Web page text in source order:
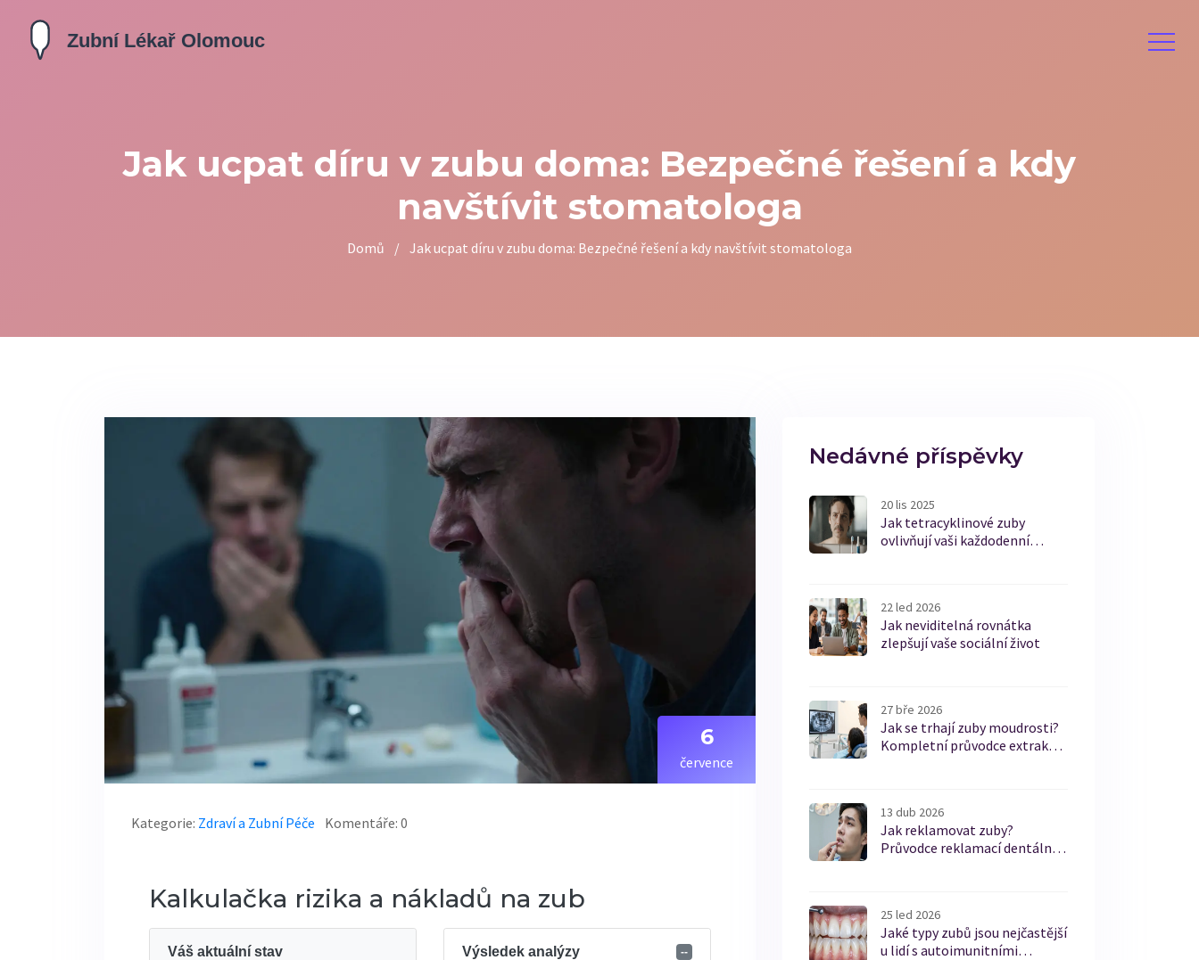
Jak ucpat díru v zubu doma: Bezpečné řešení a kdy
navštívit stomatologa
Domů / Jak ucpat díru v zubu doma: Bezpečné řešení a kdy navštívit stomatologa
6
července
Kategorie: Zdraví a Zubní Péče Komentáře: 0
Kalkulačka rizika a nákladů na zub
Váš aktuální stav Výsledek analýzy --
Nedávné příspěvky
20 lis 2025
Jak tetracyklinové zuby
ovlivňují vaši každodenní
22 led 2026
Jak neviditelná rovnátka
zlepšují vaše sociální život
27 bře 2026
Jak se trhají zuby moudrosti?
Kompletní průvodce extrakcí a
13 dub 2026
Jak reklamovat zuby?
Průvodce reklamací dentální
25 led 2026
Jaké typy zubů jsou nejčastější
u lidí s autoimunitními